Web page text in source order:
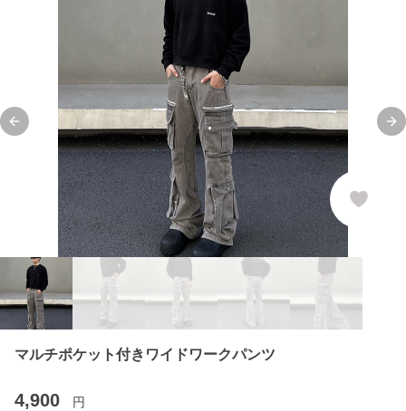
Previous slide
マルチポケット付きワイドワークパンツ
4,900 円